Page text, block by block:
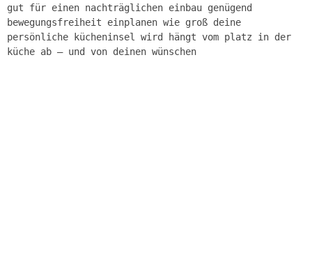
gut für einen nachträglichen einbau genügend
bewegungsfreiheit einplanen wie groß deine
persönliche kücheninsel wird hängt vom platz in der
küche ab – und von deinen wünschen